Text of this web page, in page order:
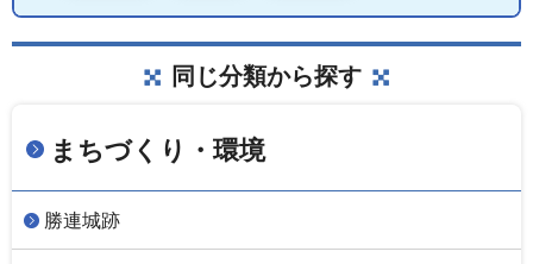
同じ分類から探す
まちづくり・環境
勝連城跡